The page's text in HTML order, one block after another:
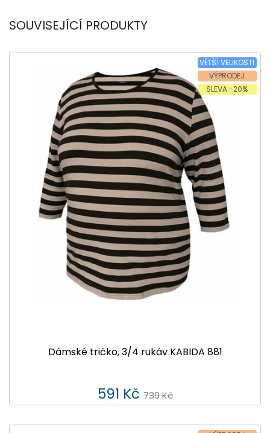
SOUVISEJÍCÍ PRODUKTY
VĚTŠÍ VELIKOSTI
VÝPRODEJ
SLEVA -20%
Dámské tričko, 3/4 rukáv KABIDA 881
591 Kč 739 Kč